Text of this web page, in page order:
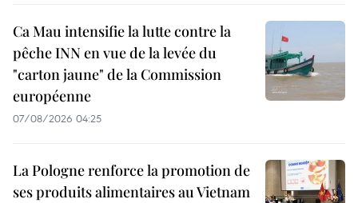
Ca Mau intensifie la lutte contre la
pêche INN en vue de la levée du
"carton jaune" de la Commission
européenne
07/08/2026 04:25
La Pologne renforce la promotion de
ses produits alimentaires au Vietnam